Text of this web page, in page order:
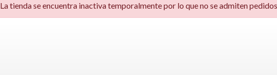
La tienda se encuentra inactiva temporalmente por lo que no se admiten